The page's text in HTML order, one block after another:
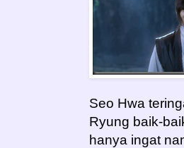
Seo Hwa
Ryung baik-
hanya ingat